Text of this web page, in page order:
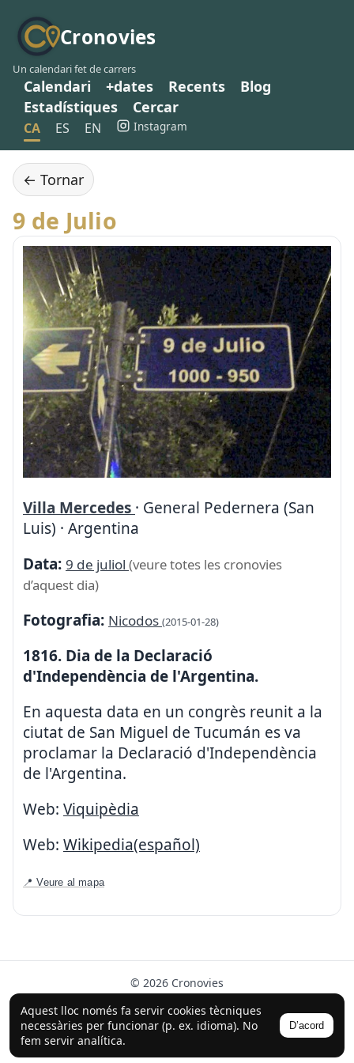
Cronovies
Un calendari fet de carrers
Calendari +dates Recents
Blog
Estadístiques
Cercar
CA ES EN Instagram
Aquest lloc només fa servir cookies tècniques
necessàries per funcionar (p. ex. idioma). No
fem servir analítica.
D’acord
← Tornar
9 de Julio
Villa Mercedes · General Pedernera (San
Luis) · Argentina
Data: 9 de juliol (veure totes les cronovies
d’aquest dia)
Fotografia: Nicodos (2015-01-28)
1816. Dia de la Declaració
d'Independència de l'Argentina.
En aquesta data en un congrès reunit a la
ciutat de San Miguel de Tucumán es va
proclamar la Declaració d'Independència
de l'Argentina.
Web: Viquipèdia
Web: Wikipedia(español)
📍 Veure al mapa
© 2026 Cronovies
Història als carrers · Desenvolupat amb l’ajuda de la IA
(ChatGPT).
Segueix-nos a Instagram